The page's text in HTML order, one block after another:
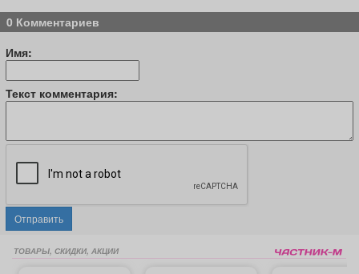
0 Комментариев
Имя:
Текст комментария:
Отправить
ТОВАРЫ, СКИДКИ, АКЦИИ